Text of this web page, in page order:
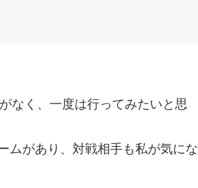
なく、一度は行ってみたいと思
ムがあり、対戦相手も私が気にな